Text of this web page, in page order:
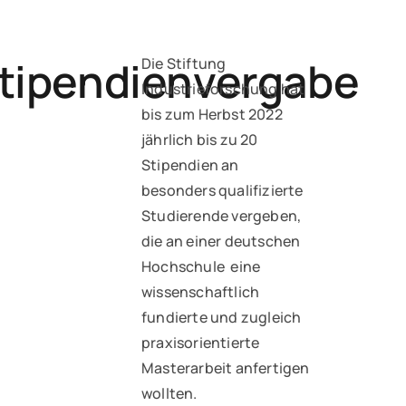
Die Stiftung
Industrieforschung hat
bis zum Herbst 2022
jährlich bis zu 20
Stipendien an
besonders qualifizierte
Studierende vergeben,
die an einer deutschen
Hochschule eine
wissenschaftlich
fundierte und zugleich
praxisorientierte
Masterarbeit anfertigen
wollten.